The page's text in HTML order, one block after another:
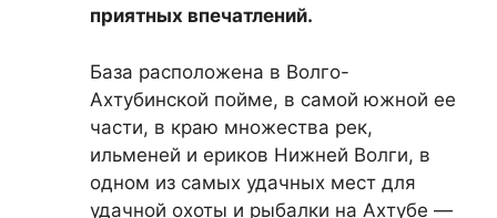
приятных впечатлений.
База расположена в Волго-
Ахтубинской пойме, в самой южной ее
части, в краю множества рек,
ильменей и ериков Нижней Волги, в
одном из самых удачных мест для
удачной охоты и рыбалки на Ахтубе —